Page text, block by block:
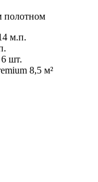
полотном
м.п.
6 шт.
8,5 м²